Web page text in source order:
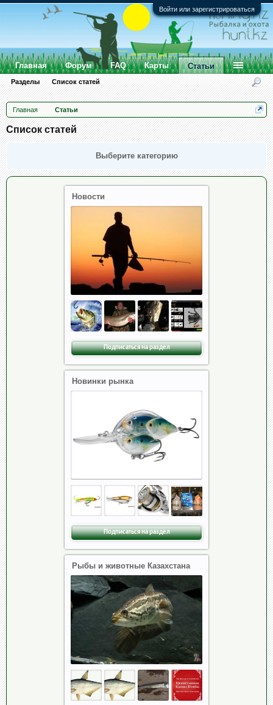
Войти или зарегистрироваться
Главная Статьи
Список статей
Выберите категорию
Новости
Подписаться на раздел
Новинки рынка
Подписаться на раздел
Рыбы и животные Казахстана
Главная Форум FAQ Карты Статьи
Разделы Список статей